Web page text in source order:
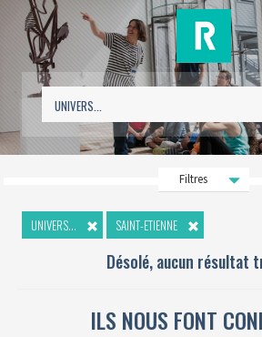
Filtres
UNIVERS... SAINT-ETIENNE
Désolé, aucun résultat
ILS NOUS FONT